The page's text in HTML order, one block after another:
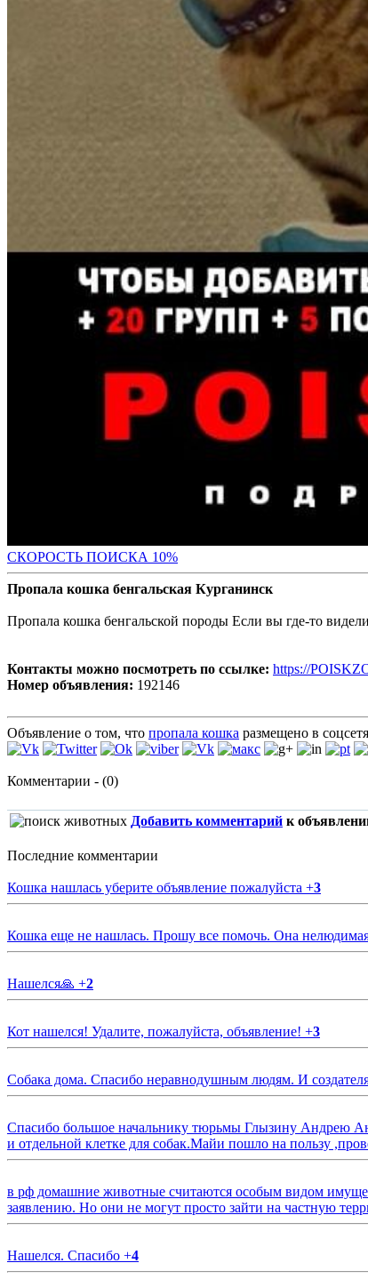
СКОРОСТЬ ПОИСКА 10%
Пропала кошка бенгальская Курганинск
Пропала кошка бенгальской породы Если вы где-то
Контакты можно посмотреть по ссылке: https://
Номер объявления: 192146
Объявление о том, что пропала кошка размещено в
Комментарии - (0)
Добавить комментарий к
Последние комментарии
Кошка нашлась уберите объявление пожалуйста +3
Кошка еще не нашлась. Прошу все помочь. Она
Нашелся🙏 +2
Кот нашелся! Удалите, пожалуйста, объявление! +3
Собака дома. Спасибо неравнодушным людям. И
Спасибо большое начальнику тюрьмы Глызину Андрею
и отдельной клетке для собак.Майи пошло на пользу
в рф домашние животные считаются особым видом
заявлению. Но они не могут просто зайти на частную
Нашелся. Спасибо +4